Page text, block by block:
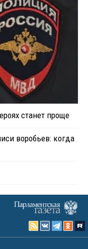
станет проще
воробьев: когда